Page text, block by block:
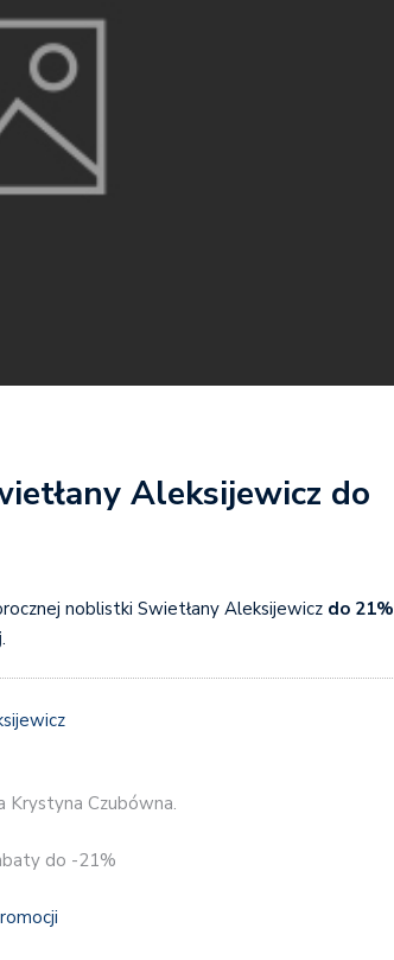
Aleksijewicz do
noblistki Swietłany Aleksijewicz do 21%
.
Krystyna Czubówna.
do -21%